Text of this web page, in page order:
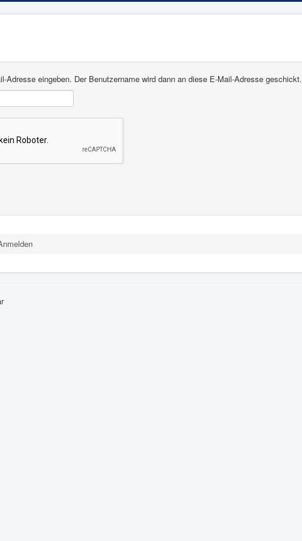
Adresse eingeben. Der Benutzername wird dann an diese E-Mail-Adresse geschickt.